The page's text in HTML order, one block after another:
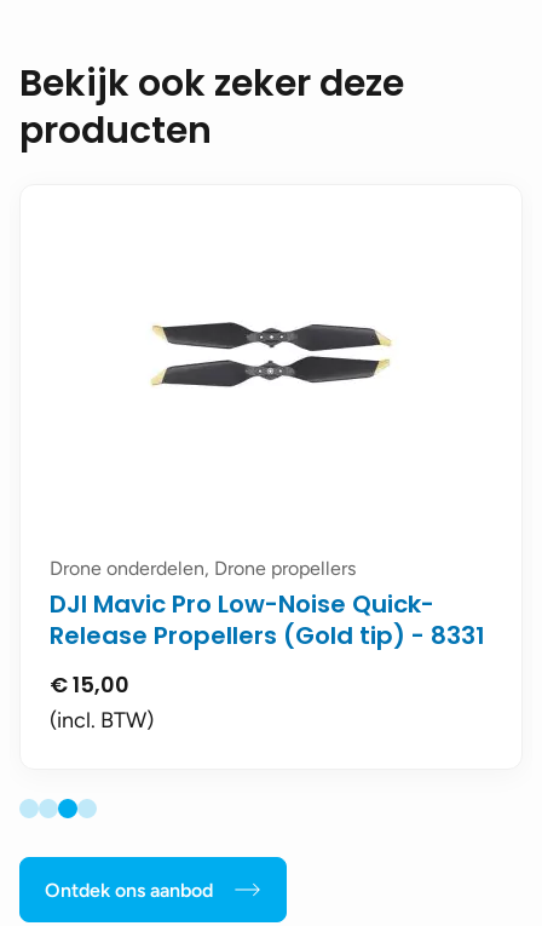
Bekijk ook zeker deze
producten
Drone onderdelen, Drone propellers
DJI Mavic Pro Low-Noise Quick-
Release Propellers (Gold tip) - 8331
€15,00
(incl. BTW)
Ontdek ons aanbod